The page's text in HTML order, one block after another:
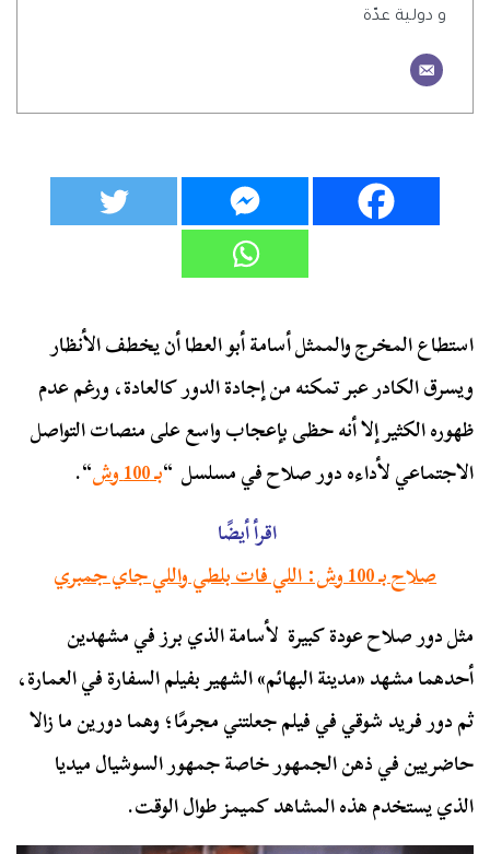
و دولية عدّة
استطاع المخرج والممثل أسامة أبو العطا أن يخطف الأنظار
ويسرق الكادر عبر تمكنه من إجادة الدور كالعادة، ورغم عدم
ظهوره الكثير إلا أنه حظى بإعجاب واسع على منصات التواصل
الاجتماعي لأداءه دور صلاح في مسلسل “بـ 100 وش
“.
اقرأ أيضًا
صلاح بـ 100 وش: اللي فات بلطي واللي جاي جمبري
مثل دور صلاح عودة كبيرة لأسامة الذي برز في مشهدين
أحدهما مشهد «مدينة البهائم» الشهير بفيلم السفارة في العمارة،
ثم دور فريد شوقي في فيلم جعلتني مجرمًا؛ وهما دورين ما زالا
حاضريين في ذهن الجمهور خاصة جمهور السوشيال ميديا
الذي يستخدم هذه المشاهد كميمز طوال الوقت.